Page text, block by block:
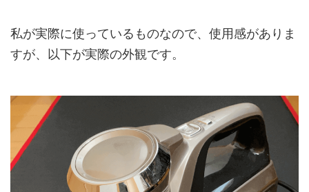
私が実際に使っているものなので、使用感がありま
すが、以下が実際の外観です。